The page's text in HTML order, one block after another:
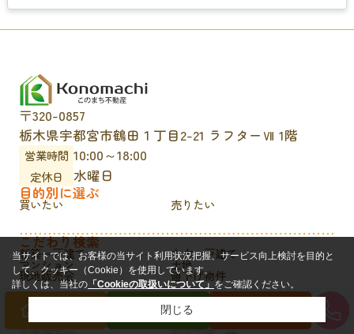
〒320-0857
栃木県宇都宮市鶴田１丁目2-21 ラフターⅦ 1階
営業時間 10:00～18:00
定休日
水曜日
目的別に選ぶ
買いたい 売りたい
こだわり検索
新築一戸建て 中古一戸建て
マンション 土地
現地販売会 値下げ物件
コンテンツ
会社概要 更新情報
売りたい方
当サイトでは、お客様の当サイト利用状況把握、サービス向上検討を目的と
して、クッキー（Cookie）を使用しています。
詳しくは、当社の 「Cookieの取扱いについて」をご確認ください。
閉じる